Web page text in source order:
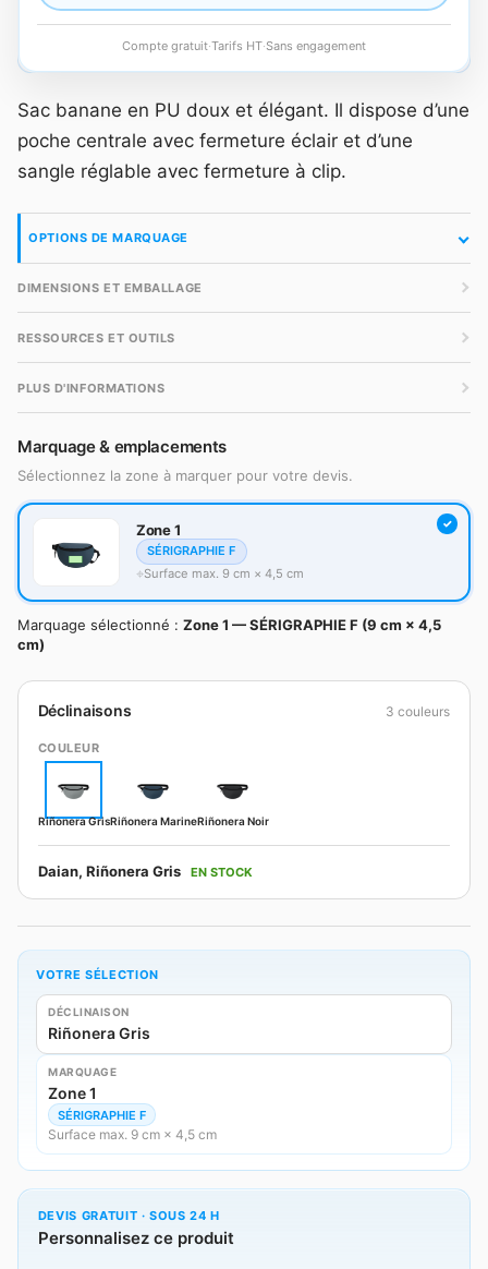
Compte gratuit·Tarifs HT·Sans engagement
Sac banane en PU doux et élégant. Il dispose d’une
poche centrale avec fermeture éclair et d’une
sangle réglable avec fermeture à clip.
OPTIONS DE MARQUAGE
DIMENSIONS ET EMBALLAGE
RESSOURCES ET OUTILS
PLUS D'INFORMATIONS
Marquage & emplacements
Sélectionnez la zone à marquer pour votre devis.
Zone 1
SÉRIGRAPHIE F
Surface max. 9 cm × 4,5 cm
Marquage sélectionné : Zone 1 — SÉRIGRAPHIE F (9 cm × 4,5
cm)
Déclinaisons 3 couleurs
COULEUR
Riñonera GrisRiñonera MarineRiñonera Noir
Daian, Riñonera Gris EN STOCK
VOTRE SÉLECTION
DÉCLINAISON
Riñonera Gris
MARQUAGE
Zone 1
SÉRIGRAPHIE F
Surface max. 9 cm × 4,5 cm
DEVIS GRATUIT · SOUS 24 H
Personnalisez ce produit